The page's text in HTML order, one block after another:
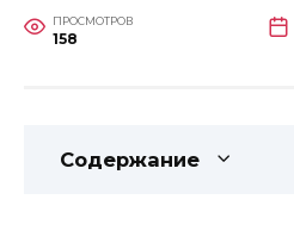
ПРОСМОТРОВ
158
Содержание